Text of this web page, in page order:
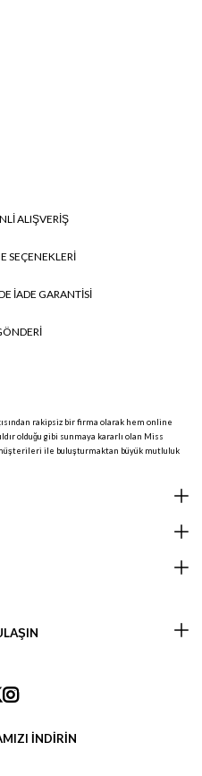
ALIŞVERİŞ
SEÇENEKLERİ
İADE GARANTİSİ
rakipsiz bir firma olarak hem online
olduğu gibi sunmaya kararlı olan Miss
ile buluşturmaktan büyük mutluluk
İNDİRİN